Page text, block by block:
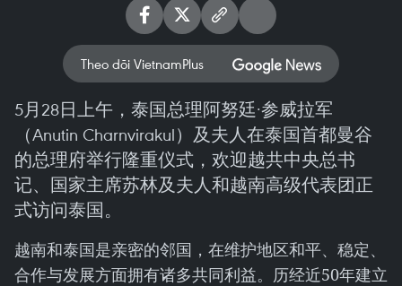
Theo dõi VietnamPlus
5月28日上午，泰国总理阿努廷·参威拉军
（Anutin Charnvirakul）及夫人在泰国首都曼谷
的总理府举行隆重仪式，欢迎越共中央总书
记、国家主席苏林及夫人和越南高级代表团正
式访问泰国。
越南和泰国是亲密的邻国，在维护地区和平、稳定、
合作与发展方面拥有诸多共同利益。历经近50年建立